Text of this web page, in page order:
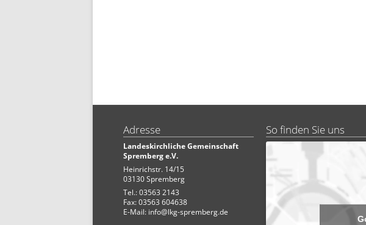
Adresse
Landeskirchliche Gemeinschaft
Spremberg e.V.
Heinrichstr. 14/15
03130 Spremberg
Tel.: 03563 2143
Fax: 03563 604638
E-Mail: info@lkg-spremberg.de
So finden Sie uns